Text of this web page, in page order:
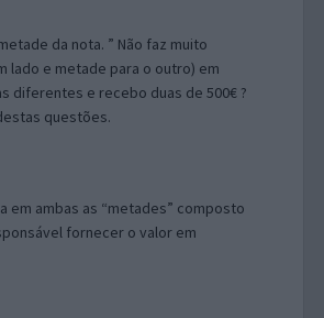
da nota. ” Não faz muito
lado e metade para o outro) em
diferentes e recebo duas de 500€ ?
questões.
em ambas as “metades” composto
fornecer o valor em